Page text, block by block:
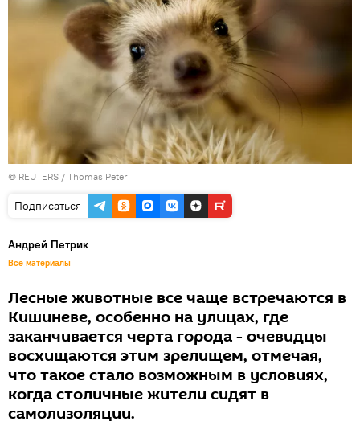
© REUTERS / Thomas Peter
Подписаться
Андрей Петрик
Все материалы
Лесные животные все чаще встречаются в
Кишиневе, особенно на улицах, где
заканчивается черта города - очевидцы
восхищаются этим зрелищем, отмечая,
что такое стало возможным в условиях,
когда столичные жители сидят в
самолизоляции.